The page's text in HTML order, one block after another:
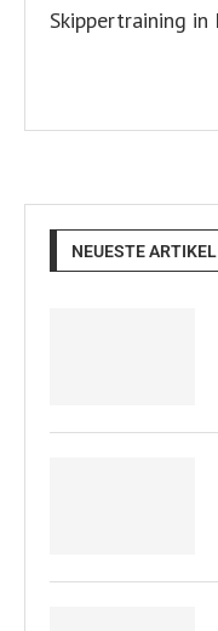
NEUESTE ARTIKEL